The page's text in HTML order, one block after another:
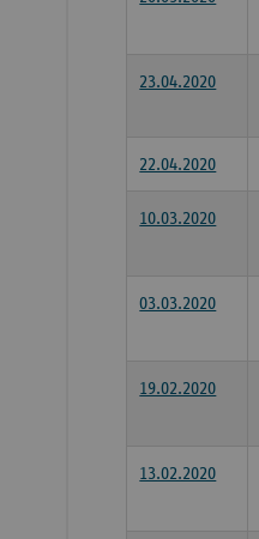
23.04.2020
22.04.2020
10.03.2020
03.03.2020
19.02.2020
13.02.2020